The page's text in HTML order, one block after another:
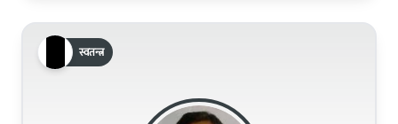
स्वतन्त्र